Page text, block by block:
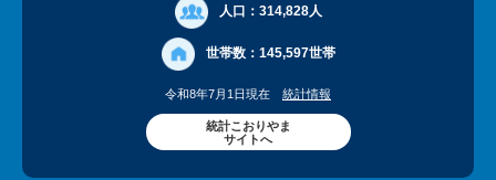
人口： 314,828人
世帯数： 145,597世帯
令和8年7月1日現在 統計情報
統計こおりやま
サイトへ